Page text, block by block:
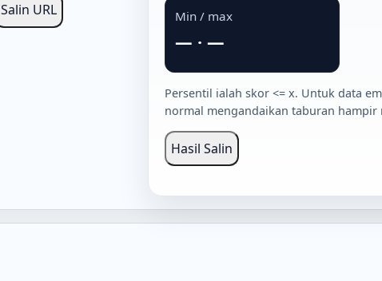
Salin URL Min / max
— · —
Persentil ialah skor <= x. Untuk data
normal mengandaikan taburan hampir
Hasil Salin